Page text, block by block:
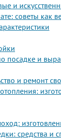
и
советы как
посадке и
и ремонт
средства и